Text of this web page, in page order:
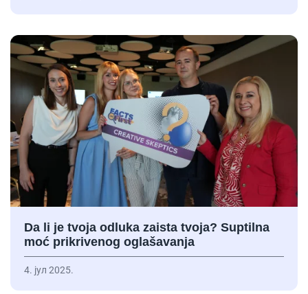
Da li je tvoja odluka zaista tvoja? Suptilna
moć prikrivenog oglašavanja
4. јул 2025.